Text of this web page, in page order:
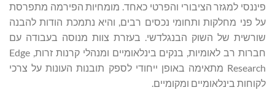
פיננסי למגזר הציבורי והפרטי כאחד. מומחיות הפירמה מתפרסת
על פני מחלקות ותחומי נכסים רבים, והיא נתמכת הודות להבנה
שורשית של השוק הבנגלדשי. בעזרת צוות מנוסה בעבודה עם
חברות רב לאומיות, בנקים בינלאומיים ומנהלי קרנות זרות, Edge
Research מתאימה באופן ייחודי לספק תובנות העונות על צרכי
לקוחות בינלאומיים ומקומיים.